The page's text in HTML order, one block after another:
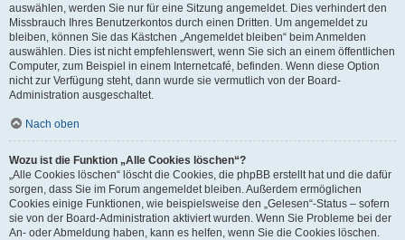
auswählen, werden Sie nur für eine Sitzung angemeldet. Dies verhindert den
Missbrauch Ihres Benutzerkontos durch einen Dritten. Um angemeldet zu
bleiben, können Sie das Kästchen „Angemeldet bleiben“ beim Anmelden
auswählen. Dies ist nicht empfehlenswert, wenn Sie sich an einem öffentlichen
Computer, zum Beispiel in einem Internetcafé, befinden. Wenn diese Option
nicht zur Verfügung steht, dann wurde sie vermutlich von der Board-
Administration ausgeschaltet.
Nach oben
Wozu ist die Funktion „Alle Cookies löschen“?
„Alle Cookies löschen“ löscht die Cookies, die phpBB erstellt hat und die dafür
sorgen, dass Sie im Forum angemeldet bleiben. Außerdem ermöglichen
Cookies einige Funktionen, wie beispielsweise den „Gelesen“-Status – sofern
sie von der Board-Administration aktiviert wurden. Wenn Sie Probleme bei der
An- oder Abmeldung haben, kann es helfen, wenn Sie die Cookies löschen.